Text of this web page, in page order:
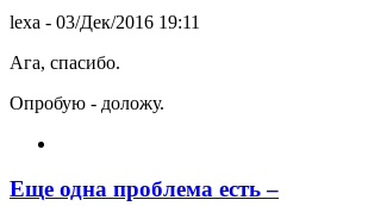
lexa - 03/Дек/2016 19:11
Ага, спасибо.
Опробую - доложу.
Еще одна проблема есть –